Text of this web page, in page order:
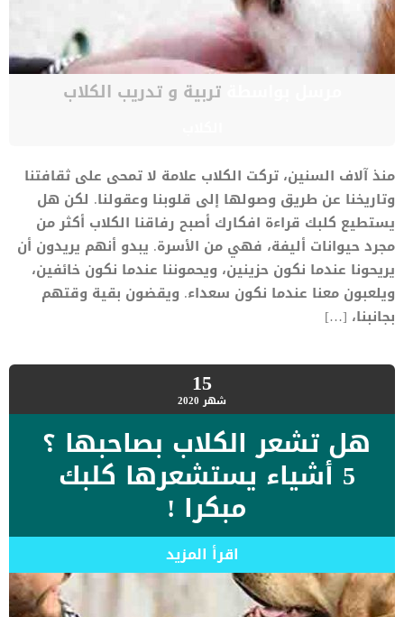
مرسل بواسطةتربية و تدريب الكلاب
منذ آلاف السنين، تركت الكلاب علامة لا تمحى على ثقافتنا
وتاريخنا عن طريق وصولها إلى قلوبنا وعقولنا. لكن هل
يستطيع كلبك قراءة افكارك أصبح رفاقنا الكلاب أكثر من
مجرد حيوانات أليفة، فهي من الأسرة. يبدو أنهم يريدون أن
يريحونا عندما نكون حزينين، ويحموننا عندما نكون خائفين،
ويلعبون معنا عندما نكون سعداء. ويقضون بقية وقتهم
بجانبنا، […]
15شهر 2020
هل تشعر الكلاب بصاحبها ؟
5 أشياء يستشعرها كلبك
مبكرا !
اقرأ المزيد